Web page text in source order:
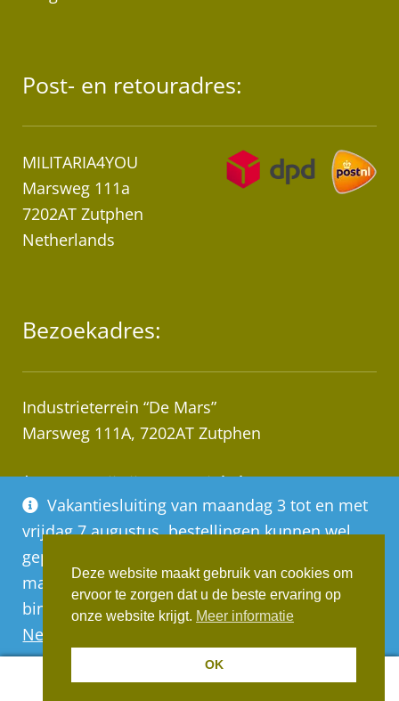
Vakantiesluiting van maandag 3 tot en met
vrijdag 7 augustus, bestellingen kunnen wel
geplaatst worden, deze worden vanaf
maandag 10 augustus op volgorde van
binnenkomst verwerkt
Negeren
Post- en retouradres:
MILITARIA4YOU
Marsweg 111a
7202AT Zutphen
Netherlands
Bezoekadres:
Industrieterrein “De Mars”
Marsweg 111A, 7202AT Zutphen
* Let op! Wij zijn geen winkel!
Afhalen van bestellingen op afspraak!
Realisatie:
0
Deze website maakt gebruik van cookies om
ervoor te zorgen dat u de beste ervaring op
onze website krijgt. Meer informatie
OK